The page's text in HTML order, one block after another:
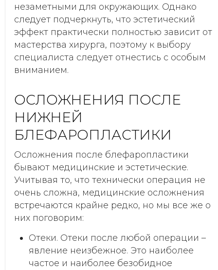
незаметными для окружающих. Однако
следует подчеркнуть, что эстетический
эффект практически полностью зависит от
мастерства хирурга, поэтому к выбору
специалиста следует отнестись с особым
вниманием.
ОСЛОЖНЕНИЯ ПОСЛЕ
НИЖНЕЙ
БЛЕФАРОПЛАСТИКИ
Осложнения после блефаропластики
бывают медицинские и эстетические.
Учитывая то, что технически операция не
очень сложна, медицинские осложнения
встречаются крайне редко, но мы все же о
них поговорим:
Отеки. Отеки после любой операции –
явление неизбежное. Это наиболее
частое и наиболее безобидное